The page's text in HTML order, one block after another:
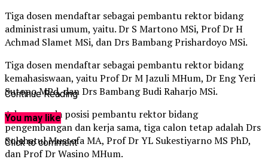
Tiga dosen mendaftar sebagai pembantu rektor bidang
administrasi umum, yaitu. Dr S Martono MSi, Prof Dr H
Achmad Slamet MSi, dan Drs Bambang Prishardoyo MSi.
Tiga dosen mendaftar sebagai pembantu rektor bidang
kemahasiswaan, yaitu Prof Dr M Jazuli MHum, Dr Eng Yeri
Sutopo MPd, dan Drs Bambang Budi Raharjo MSi.
Adapun pada posisi pembantu rektor bidang
pengembangan dan kerja sama, tiga calon tetap adalah Drs
Solehatul Mustofa MA, Prof Dr YL Sukestiyarno MS PhD,
dan Prof Dr Wasino MHum.
Continue Reading
You may like
Click to comment